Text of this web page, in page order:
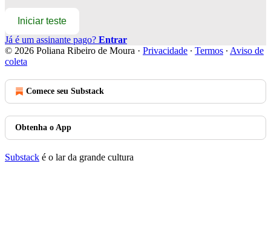
Iniciar teste
Já é um assinante pago? Entrar
© 2026 Poliana Ribeiro de Moura · Privacidade ∙ Termos ∙ Aviso de
coleta
Comece seu Substack
Obtenha o App
Substack é o lar da grande cultura